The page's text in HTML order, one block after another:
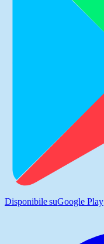
Disponibile suGoogle Play